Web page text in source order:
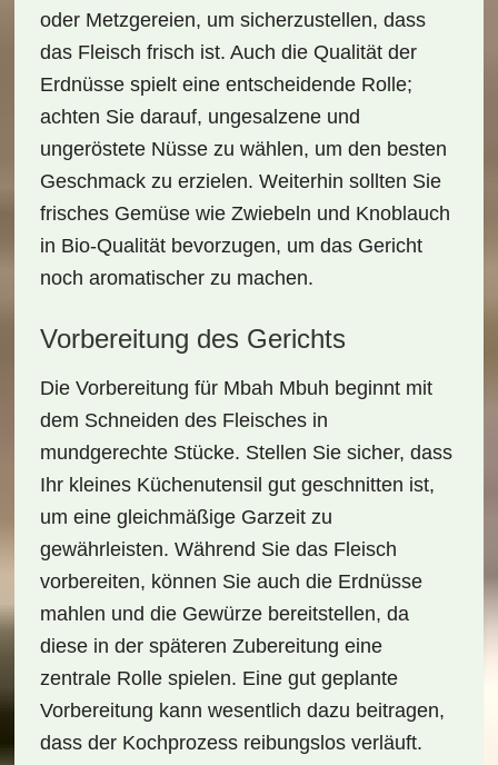
oder Metzgereien, um sicherzustellen, dass
das Fleisch frisch ist. Auch die Qualität der
Erdnüssespielt eine entscheidende Rolle;
achten Sie darauf, ungesalzene und
ungeröstete Nüsse zu wählen, um den besten
Geschmack zu erzielen. Weiterhin sollten Sie
frisches Gemüse wie Zwiebeln und Knoblauch
in Bio-Qualität bevorzugen, um das Gericht
noch aromatischer zu machen.
Vorbereitung des Gerichts
Die Vorbereitung für Mbah Mbuh beginnt mit
dem Schneiden des Fleisches in
mundgerechte Stücke. Stellen Sie sicher, dass
Ihr kleines Küchenutensil gut geschnitten ist,
um eine gleichmäßige Garzeit zu
gewährleisten. Während Sie das Fleisch
vorbereiten, können Sie auch die Erdnüsse
mahlen und die Gewürze bereitstellen, da
diese in der späteren Zubereitung eine
zentrale Rolle spielen. Eine gut geplante
Vorbereitung kann wesentlich dazu beitragen,
dass der Kochprozess reibungslos verläuft.